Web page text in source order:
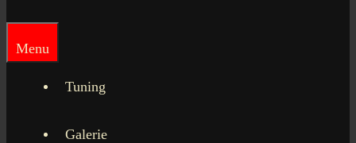
Menu
Tuning
Galerie